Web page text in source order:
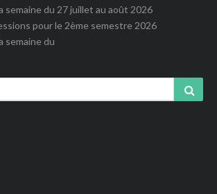
semaine du 27 juillet au août 2026
pour le 2ème semestre 2026
semaine du